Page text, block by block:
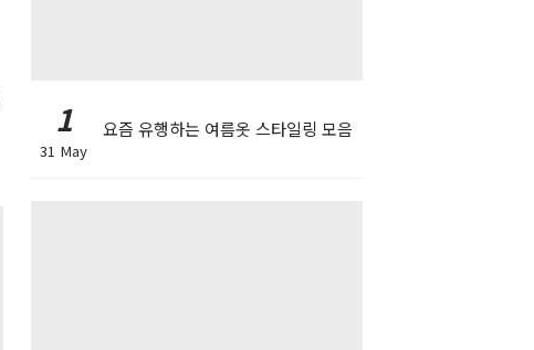
1
31 May
요즘 유행하는 여름옷 스타일링 모음